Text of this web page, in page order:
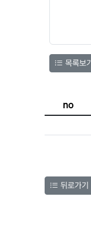
목록보기
no
뒤로가기